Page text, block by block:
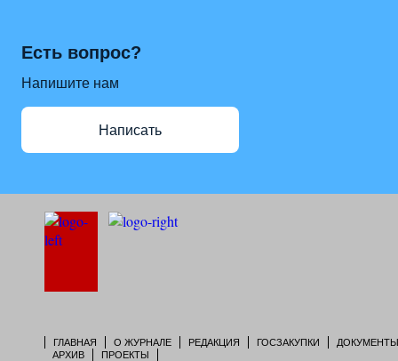
Есть вопрос?
Напишите нам
Написать
ГЛАВНАЯ О ЖУРНАЛЕ РЕДАКЦИЯ ГОСЗАКУПКИ
ДОКУМЕНТЫ
АРХИВ
ПРОЕКТЫ